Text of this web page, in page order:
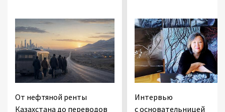
От нефтяной ренты
Казахстана до переводов
Интервью
с основательницей